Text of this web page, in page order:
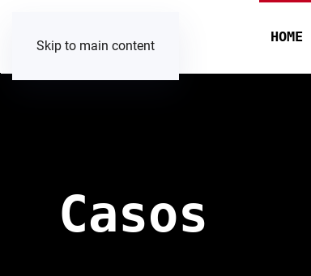
Skip to main content
HOME
Casos